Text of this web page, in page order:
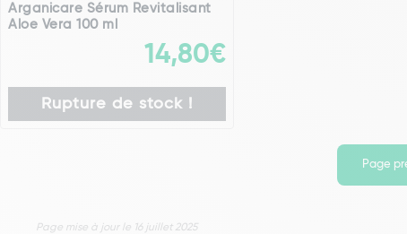
Arganicare Sérum Revitalisant
Aloe Vera 100 ml
14,80€
Rupture de stock !
Page
Page mise à jour le 16 juillet 2025